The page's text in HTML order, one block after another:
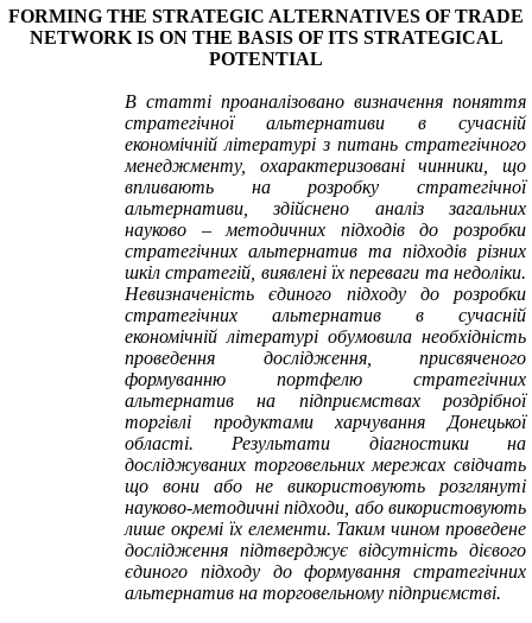
FORMING THE STRATEGIC ALTERNATIVES OF TRADE
NETWORK IS ON THE BASIS OF ITS STRATEGICAL
POTENTIAL
В статті проаналізовано визначення поняття
стратегічної альтернативи в сучасній
економічній літературі з питань стратегічного
менеджменту, охарактеризовані чинники, що
впливають на розробку стратегічної
альтернативи, здійснено аналіз загальних
науково – методичних підходів до розробки
стратегічних альтернатив та підходів різних
шкіл стратегій, виявлені їх переваги та недоліки.
Невизначеність єдиного підходу до розробки
стратегічних альтернатив в сучасній
економічній літературі обумовила необхідність
проведення дослідження, присвяченого
формуванню портфелю стратегічних
альтернатив на підприємствах роздрібної
торгівлі продуктами харчування Донецької
області. Результати діагностики на
досліджуваних торговельних мережах свідчать
що вони або не використовують розглянуті
науково-методичні підходи, або використовують
лише окремі їх елементи. Таким чином проведене
дослідження підтверджує відсутність дієвого
єдиного підходу до формування стратегічних
альтернатив на торговельному підприємстві.